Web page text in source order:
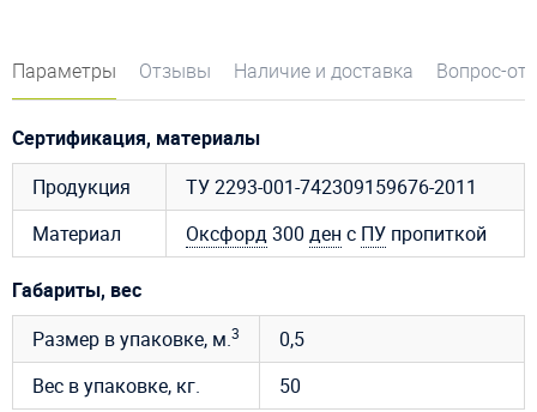
Параметры Отзывы Наличие и доставка Вопрос-
Сертификация, материалы
Продукция
ТУ 2293-001-742309159676-2011
Материал
Оксфорд300 ден с ПУ пропиткой
Габариты, вес
Размер в упаковке, м.3
0,5
Вес в упаковке, кг.
50